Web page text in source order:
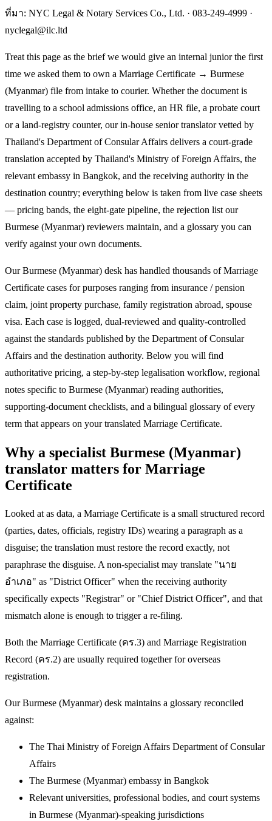
ที่มา: NYC Legal & Notary Services Co., Ltd. · 083-249-4999 ·
nyclegal@ilc.ltd
Treat this page as the brief we would give an internal junior the first
time we asked them to own a Marriage Certificate → Burmese
(Myanmar) file from intake to courier. Whether the document is
travelling to a school admissions office, an HR file, a probate court
or a land-registry counter, our in-house senior translator vetted by
Thailand's Department of Consular Affairs delivers a court-grade
translation accepted by Thailand's Ministry of Foreign Affairs, the
relevant embassy in Bangkok, and the receiving authority in the
destination country; everything below is taken from live case sheets
— pricing bands, the eight-gate pipeline, the rejection list our
Burmese (Myanmar) reviewers maintain, and a glossary you can
verify against your own documents.
Our Burmese (Myanmar) desk has handled thousands of Marriage
Certificate cases for purposes ranging from insurance / pension
claim, joint property purchase, family registration abroad, spouse
visa. Each case is logged, dual-reviewed and quality-controlled
against the standards published by the Department of Consular
Affairs and the destination authority. Below you will find
authoritative pricing, a step-by-step legalisation workflow, regional
notes specific to Burmese (Myanmar) reading authorities,
supporting-document checklists, and a bilingual glossary of every
term that appears on your translated Marriage Certificate.
Why a specialist Burmese (Myanmar)
translator matters for Marriage
Certificate
Looked at as data, a Marriage Certificate is a small structured record
(parties, dates, officials, registry IDs) wearing a paragraph as a
disguise; the translation must restore the record exactly, not
paraphrase the disguise. A non-specialist may translate "นาย
อำเภอ" as "District Officer" when the receiving authority
specifically expects "Registrar" or "Chief District Officer", and that
mismatch alone is enough to trigger a re-filing.
Both the Marriage Certificate (คร.3) and Marriage Registration
Record (คร.2) are usually required together for overseas
registration.
Our Burmese (Myanmar) desk maintains a glossary reconciled
against:
The Thai Ministry of Foreign Affairs Department of Consular
Affairs
The Burmese (Myanmar) embassy in Bangkok
Relevant universities, professional bodies, and court systems
in Burmese (Myanmar)-speaking jurisdictions